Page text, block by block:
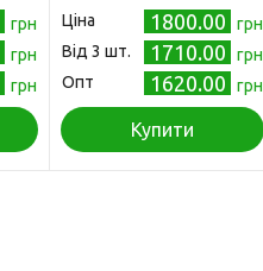
грн
грн
грн
Ціна 1800.00
грн
Від 3 шт.
1710.00
грн
Опт
1620.00 грн
Купити